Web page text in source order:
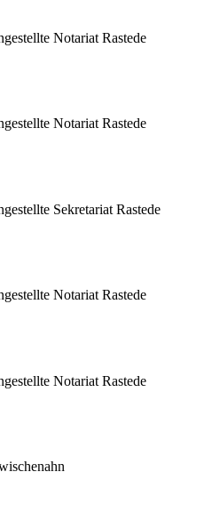
Notariat Rastede
Notariat Rastede
Sekretariat Rastede
Notariat Rastede
Notariat Rastede